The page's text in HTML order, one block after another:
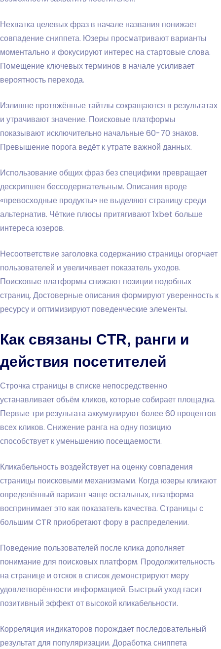
Нехватка целевых фраз в начале названия понижает
совпадение сниппета. Юзеры просматривают варианты
моментально и фокусируют интерес на стартовые слова.
Помещение ключевых терминов в начале усиливает
вероятность перехода.
Излишне протяжённые тайтлы сокращаются в результатах
и утрачивают значение. Поисковые платформы
показывают исключительно начальные 60-70 знаков.
Превышение порога ведёт к утрате важной данных.
Использование общих фраз без специфики превращает
дескрипшен бессодержательным. Описания вроде
«превосходные продукты» не выделяют страницу среди
альтернатив. Чёткие плюсы притягивают 1xbet больше
интереса юзеров.
Несоответствие заголовка содержанию страницы огорчает
пользователей и увеличивает показатель уходов.
Поисковые платформы снижают позиции подобных
страниц. Достоверные описания формируют уверенность к
ресурсу и оптимизируют поведенческие элементы.
Как связаны CTR, ранги и
действия посетителей
Строчка страницы в списке непосредственно
устанавливает объём кликов, которые собирает площадка.
Первые три результата аккумулируют более 60 процентов
всех кликов. Снижение ранга на одну позицию
способствует к уменьшению посещаемости.
Кликабельность воздействует на оценку совпадения
страницы поисковыми механизмами. Когда юзеры кликают
определённый вариант чаще остальных, платформа
воспринимает это как показатель качества. Страницы с
большим CTR приобретают фору в распределении.
Поведение пользователей после клика дополняет
понимание для поисковых платформ. Продолжительность
на странице и отскок в список демонстрируют меру
удовлетворённости информацией. Быстрый уход гасит
позитивный эффект от высокой кликабельности.
Корреляция индикаторов порождает последовательный
результат для популяризации. Доработка сниппета